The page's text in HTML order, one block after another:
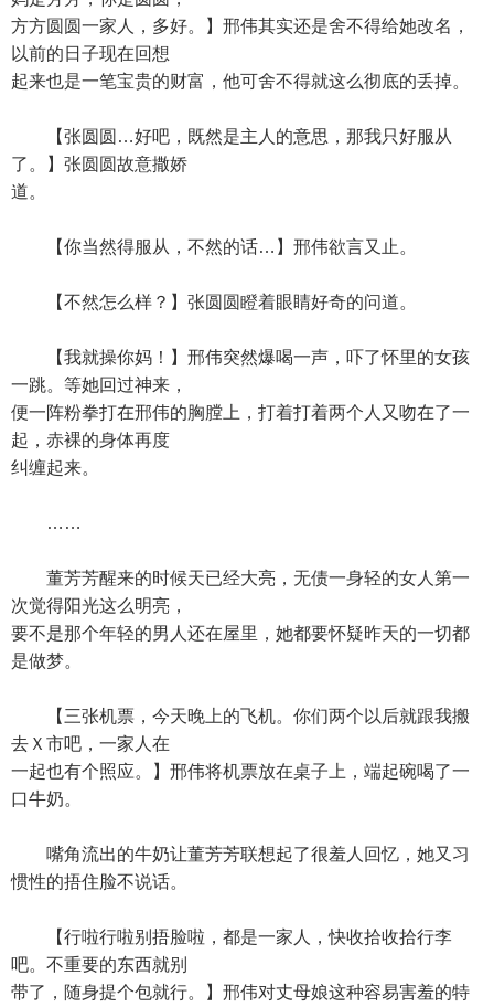
方方圆圆一家人，多好。】邢伟其实还是舍不得给她改名，
以前的日子现在回想
起来也是一笔宝贵的财富，他可舍不得就这么彻底的丢掉。
【张圆圆…好吧，既然是主人的意思，那我只好服从
了。】张圆圆故意撒娇
道。
【你当然得服从，不然的话…】邢伟欲言又止。
【不然怎么样？】张圆圆瞪着眼睛好奇的问道。
【我就操你妈！】邢伟突然爆喝一声，吓了怀里的女孩
一跳。等她回过神来，
便一阵粉拳打在邢伟的胸膛上，打着打着两个人又吻在了一
起，赤裸的身体再度
纠缠起来。
……
董芳芳醒来的时候天已经大亮，无债一身轻的女人第一
次觉得阳光这么明亮，
要不是那个年轻的男人还在屋里，她都要怀疑昨天的一切都
是做梦。
【三张机票，今天晚上的飞机。你们两个以后就跟我搬
去Ｘ市吧，一家人在
一起也有个照应。】邢伟将机票放在桌子上，端起碗喝了一
口牛奶。
嘴角流出的牛奶让董芳芳联想起了很羞人回忆，她又习
惯性的捂住脸不说话。
【行啦行啦别捂脸啦，都是一家人，快收拾收拾行李
吧。不重要的东西就别
带了，随身提个包就行。】邢伟对丈母娘这种容易害羞的特